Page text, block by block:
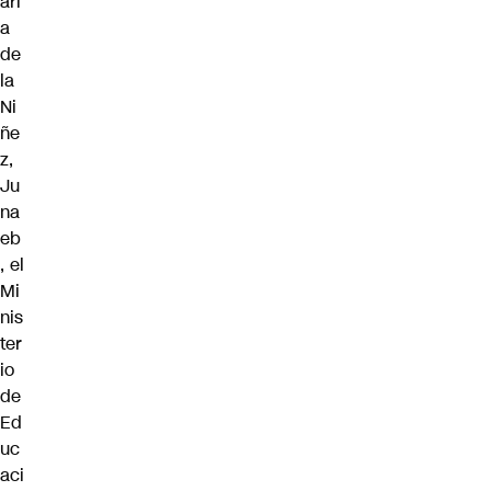
a
de
la
Ni
ñe
z,
Ju
na
eb
, el
Mi
nis
ter
io
de
Ed
uc
aci